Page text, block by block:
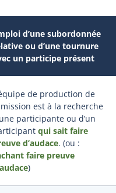
d’une subordonnée
ou d’une tournure
un participe présent
de production de
est à la recherche
participante ou d’un
qui sait faire
d’audace. (ou :
faire preuve
)